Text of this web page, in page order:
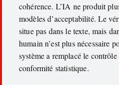
cohérence. L’IA ne produit
modèles d’acceptabilité. Le
situe pas dans le texte, mais
humain n’est plus nécessaire
système a remplacé le
conformité statistique.